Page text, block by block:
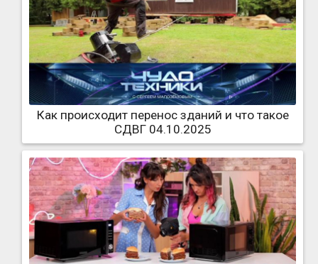
Как происходит перенос зданий и что такое
СДВГ 04.10.2025